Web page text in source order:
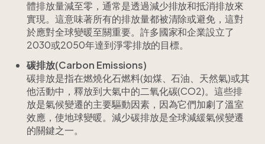
體排放量減至零，通常是透過減少排放和抵消排放來
實現。這意味著所有的排放量都被清除或避免，這對
於應對全球變暖至關重要。許多國家和企業設立了
2030或2050年達到淨零排放的目標。
碳排放(Carbon Emissions)
碳排放是指在燃燒化石燃料(如煤、石油、天然氣)或其
他活動中，釋放到大氣中的二氧化碳(CO2)。這些排
放是氣候變遷的主要驅動因素，因為它們加劇了溫室
效應，使地球變暖。減少碳排放是全球減緩氣候變遷
的關鍵之一。